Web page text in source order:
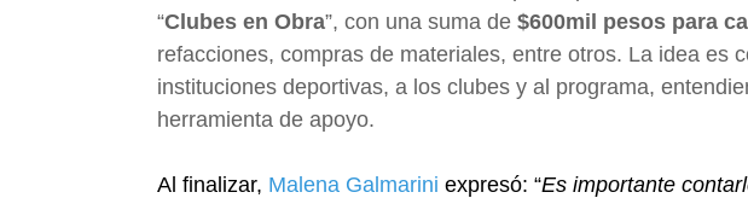
“Clubes en Obra”, con una suma de $600mil pesos para
refacciones, compras de materiales, entre otros. La idea es
instituciones deportivas, a los clubes y al programa,
herramienta de apoyo.
Al finalizar, Malena Galmarini expresó: “Es importante